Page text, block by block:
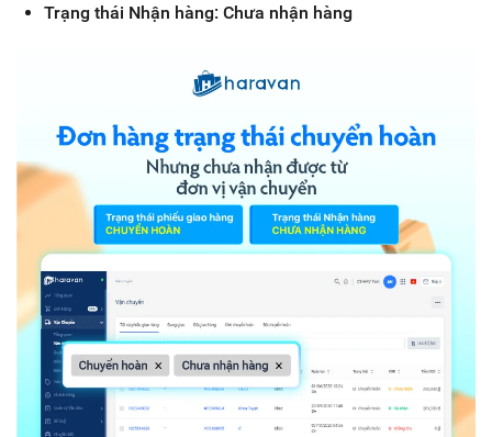
Trạng thái Nhận hàng: Chưa nhận hàng